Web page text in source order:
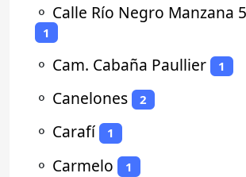
⚬ Calle Río Negro Manzana
1
⚬ Cam. Cabaña Paullier 1
⚬ Canelones 2
⚬ Carafí 1
⚬ Carmelo 1